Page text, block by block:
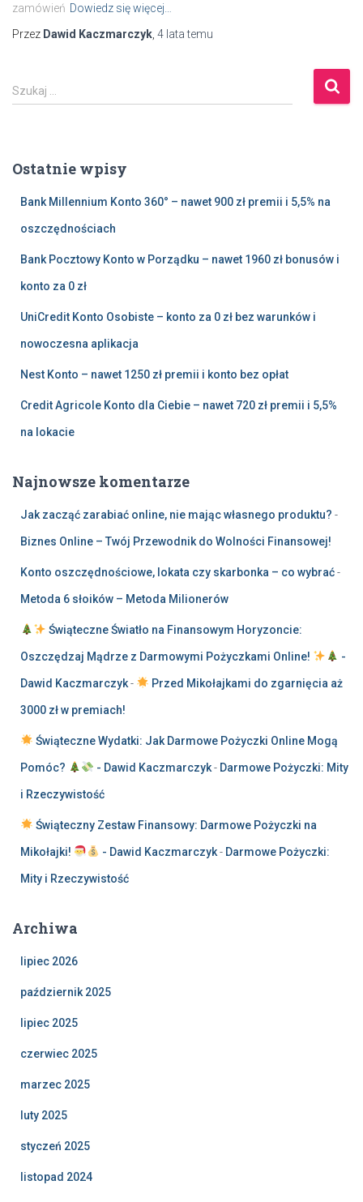
zamówień Dowiedz się więcej…
Przez Dawid Kaczmarczyk 4 latatemu
S
z
j
Szukaj …
Ostatnie wpisy
Bank Millennium Konto 360° – nawet 900 zł premii i 5,5% na
oszczędnościach
Bank Pocztowy Konto w Porządku – nawet 1960 zł bonusów i
konto za 0 zł
UniCredit Konto Osobiste – konto za 0 zł bez warunków i
nowoczesna aplikacja
Nest Konto – nawet 1250 zł premii i konto bez opłat
Credit Agricole Konto dla Ciebie – nawet 720 zł premii i 5,5%
na lokacie
Najnowsze komentarze
Jak zacząć zarabiać online, nie mając własnego produktu? -
Biznes Online – Twój Przewodnik do Wolności Finansowej!
Konto oszczędnościowe, lokata czy skarbonka – co wybrać-
Metoda 6 słoików – Metoda Milionerów
Świąteczne Światło na Finansowym Horyzoncie:
Oszczędzaj Mądrze z Darmowymi Pożyczkami Online! -
Dawid Kaczmarczyk- Przed Mikołajkami do zgarnięcia aż
3000 zł w premiach!
Świąteczne Wydatki: Jak Darmowe Pożyczki Online Mogą
Pomóc? - Dawid Kaczmarczyk- Darmowe Pożyczki: Mity
i Rzeczywistość
Świąteczny Zestaw Finansowy: Darmowe Pożyczki na
Mikołajki! - Dawid Kaczmarczyk- Darmowe Pożyczki:
Mity i Rzeczywistość
Archiwa
lipiec 2026
październik 2025
lipiec 2025
czerwiec 2025
marzec 2025
luty 2025
styczeń 2025
listopad 2024